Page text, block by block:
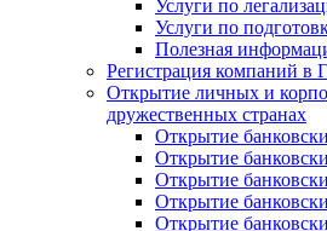
Услуги по
Услуги по
Полезная
Регистрация компаний в
Открытие личных и
дружественных странах
Открытие
Открытие
Открытие
Открытие
Открытие